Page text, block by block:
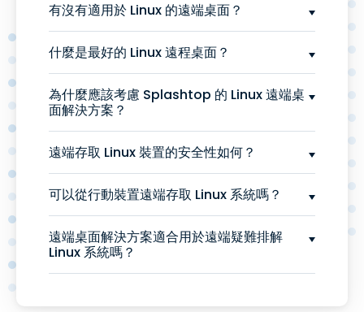
有沒有適用於 Linux 的遠端桌面？
什麼是最好的 Linux 遠程桌面？
為什麼應該考慮 Splashtop 的 Linux 遠端桌
面解決方案？
遠端存取 Linux 裝置的安全性如何？
可以從行動裝置遠端存取 Linux 系統嗎？
遠端桌面解決方案適合用於遠端疑難排解
Linux 系統嗎？